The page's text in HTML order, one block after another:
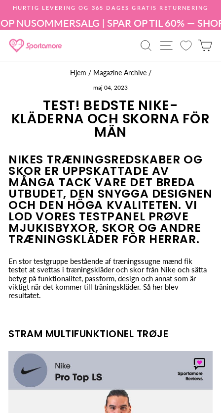
indhold
Sæt
diasshow
HURTIG LEVERING OG 365 DAGES GRATIS RETURNERING
SOMMERSALG | SPAR OP TIL 60% — SHOP NU
SITE
Hjem / Magazine Archive /
maj 04, 2023
TEST! BEDSTE NIKE-
KLÄDERNA OCH SKORNA FÖR
MÄN
NIKES TRÆNINGSREDSKABER OG
SKOR ER UPPSKATTADE AV
MÅNGA TACK VARE DET BREDA
UTBUDET, DEN SNYGGA DESIGNEN
OCH DEN HÖGA KVALITETEN. VI
LOD VORES TESTPANEL PRØVE
MJUKISBYXOR, SKOR OG ANDRE
TRÆNINGSKLÄDER FÖR HERRAR.
En stor testgruppe bestående af træningssugne mænd fik
testet at svettas i træningskläder och skor från Nike och sätta
betyg på funktionalitet, passform, design och annat som är
viktigt när det kommer till träningskläder. Så her blev
resultatet.
STRAM MULTIFUNKTIONEL TRØJE